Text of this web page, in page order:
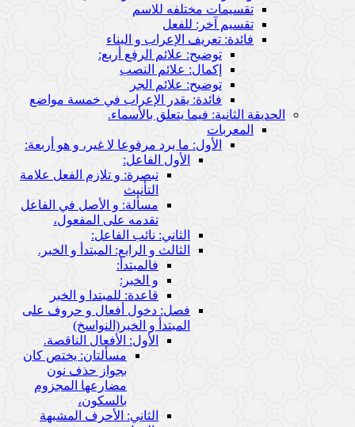
تقسيمات مختلفه للاسم
تقسيم آخر: للفعل
فائدة: تعريف الإعراب و البناء
توضيح: علائم الرفع أربع:
إكمال: علائم النصب
توضيح: علائم الجر
فائدة: يقدر الإعراب في خمسة مواضع
الحديقة الثانية: فيما يتعلق بالأسماء.
المعربات
الأول: ما يرد مرفوعا لا غير، و هو أربعة:
الأول الفاعل:
تبصرة: و تلازم الفعل علامة
التأنيث
مسألة: و الأصل في الفاعل
تقدمه على المفعول،
الثاني: نائب الفاعل:
الثالث و الرابع: المبتدأ و الخبر.
فالمبتدأ:
و الخبر:
قاعدة: للمبتدا و الخبر
فصل: دخول أفعال و حروف على
المبتدأ و الخبر(النواسخ)
الأول: الأفعال الناقصة.
مسألتان: يختص كان
بجواز حذف نون
مضارعها المجزوم
بالسكون،
الثاني: الأحرف المشبهة